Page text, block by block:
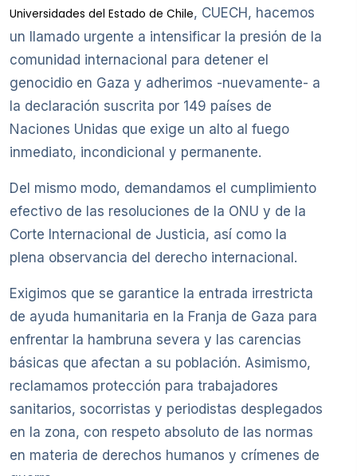
Universidades del Estado de Chile, CUECH, hacemos
un llamado urgente a intensificar la presión de la
comunidad internacional para detener el
genocidio en Gaza y adherimos -nuevamente- a
la declaración suscrita por 149 países de
Naciones Unidas que exige un alto al fuego
inmediato, incondicional y permanente.
Del mismo modo, demandamos el cumplimiento
efectivo de las resoluciones de la ONU y de la
Corte Internacional de Justicia, así como la
plena observancia del derecho internacional.
Exigimos que se garantice la entrada irrestricta
de ayuda humanitaria en la Franja de Gaza para
enfrentar la hambruna severa y las carencias
básicas que afectan a su población. Asimismo,
reclamamos protección para trabajadores
sanitarios, socorristas y periodistas desplegados
en la zona, con respeto absoluto de las normas
en materia de derechos humanos y crímenes de